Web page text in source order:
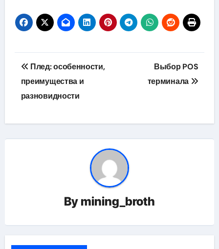
Навигация
по
записям
Плед: особенности,
преимущества и
разновидности
Выбор POS
терминала
By mining_broth